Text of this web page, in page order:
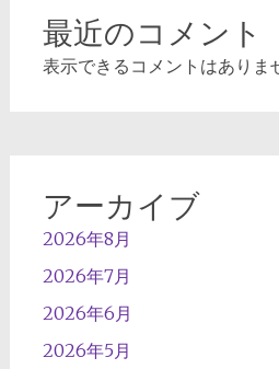
最近のコメント
表示できるコメントはありま
アーカイブ
2026年8月
2026年7月
2026年6月
2026年5月